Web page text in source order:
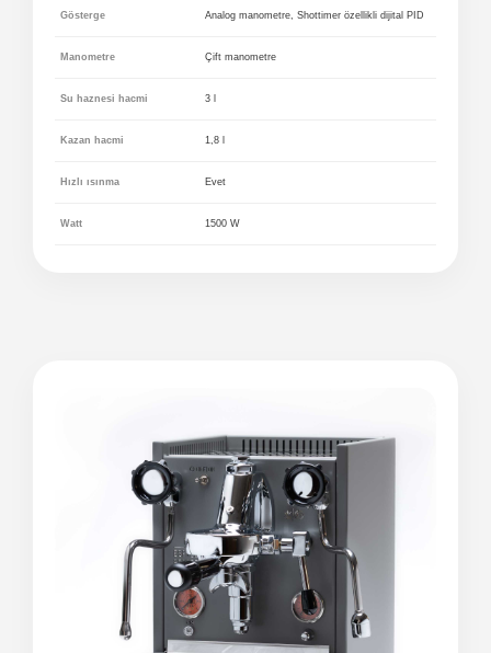
Gösterge Analog manometre, Shottimer özellikli dijital PID
Manometre Çift manometre
Su haznesi hacmi 3 l
Kazan hacmi 1,8 l
Hızlı ısınma Evet
Watt 1500 W